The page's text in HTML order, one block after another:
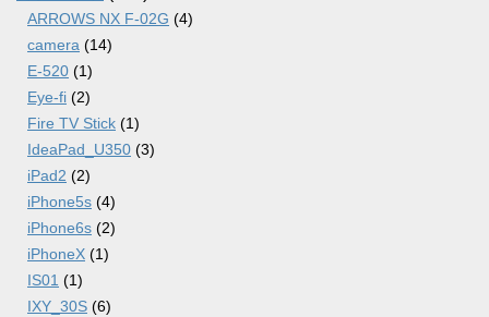
ARROWS NX F-02G (4)
camera (14)
E-520 (1)
Eye-fi (2)
Fire TV Stick (1)
IdeaPad_U350 (3)
iPad2 (2)
iPhone5s (4)
iPhone6s (2)
iPhoneX (1)
IS01 (1)
IXY_30S (6)